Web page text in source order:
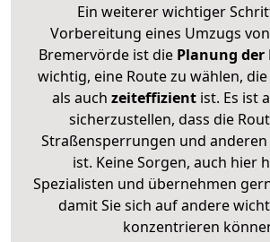
Ein weiterer wichtiger
Vorbereitung eines Umzugs
Bremervörde ist die Planung der
wichtig, eine Route zu wählen,
als auch zeiteffizientist. Es ist
sicherzustellen, dass die
Straßensperrungen und
ist. Keine Sorgen, auch hier
Spezialisten und übernehmen
damit Sie sich auf andere
konzentrieren